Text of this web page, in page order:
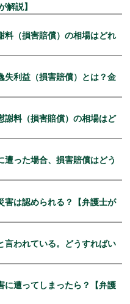
解説】
（損害賠償）の相場はどれ
利益（損害賠償）とは？金
料（損害賠償）の相場はど
った場合、損害賠償はどう
は認められる？【弁護士が
われている。どうすればい
遭ってしまったら？【弁護